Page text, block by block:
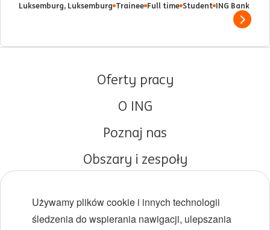
Luksemburg, Luksemburg Trainee Full time Student ING Bank
Show
Oferty pracy
O ING
Poznaj nas
Obszary i zespoły
Różnorodność i inkluzywność
Używamy plików cookie i innych technologii
śledzenia do wspierania nawigacji, ulepszania